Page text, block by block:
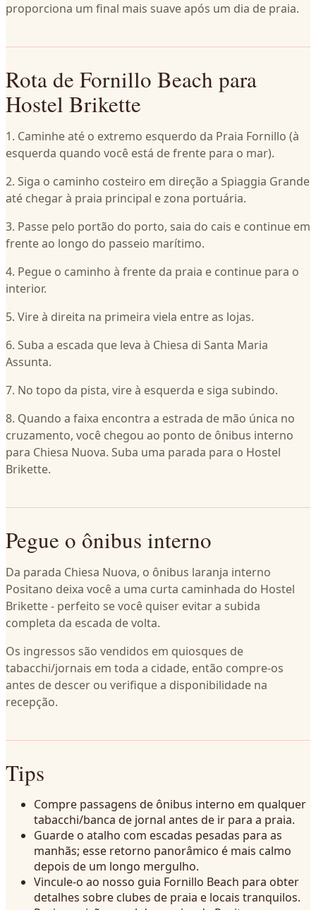
proporciona um final mais suave após um dia de praia.
Rota de Fornillo Beach para
Hostel Brikette
1. Caminhe até o extremo esquerdo da Praia Fornillo (à
esquerda quando você está de frente para o mar).
2. Siga o caminho costeiro em direção a Spiaggia Grande
até chegar à praia principal e zona portuária.
3. Passe pelo portão do porto, saia do cais e continue em
frente ao longo do passeio marítimo.
4. Pegue o caminho à frente da praia e continue para o
interior.
5. Vire à direita na primeira viela entre as lojas.
6. Suba a escada que leva à Chiesa di Santa Maria
Assunta.
7. No topo da pista, vire à esquerda e siga subindo.
8. Quando a faixa encontra a estrada de mão única no
cruzamento, você chegou ao ponto de ônibus interno
para Chiesa Nuova. Suba uma parada para o Hostel
Brikette.
Pegue o ônibus interno
Da parada Chiesa Nuova, o ônibus laranja interno
Positano deixa você a uma curta caminhada do Hostel
Brikette - perfeito se você quiser evitar a subida
completa da escada de volta.
Os ingressos são vendidos em quiosques de
tabacchi/jornais em toda a cidade, então compre-os
antes de descer ou verifique a disponibilidade na
recepção.
Tips
Compre passagens de ônibus interno em qualquer
tabacchi/banca de jornal antes de ir para a praia.
Guarde o atalho com escadas pesadas para as
manhãs; esse retorno panorâmico é mais calmo
depois de um longo mergulho.
Vincule-o ao nosso guia Fornillo Beach para obter
detalhes sobre clubes de praia e locais tranquilos.